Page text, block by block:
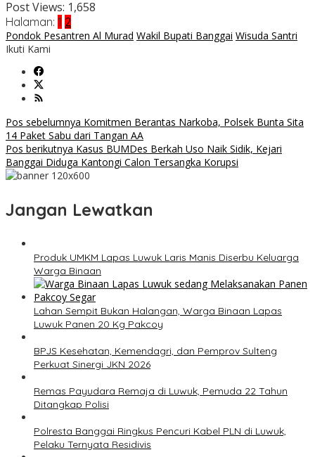
Post Views: 1,658
Halaman: 1 2
Pondok Pesantren Al Murad Wakil Bupati Banggai Wisuda Santri
Ikuti Kami
Navigasi
pos
Pos sebelumnya Komitmen Berantas Narkoba, Polsek Bunta Sita
14 Paket Sabu dari Tangan AA
Pos berikutnya Kasus BUMDes Berkah Uso Naik Sidik, Kejari
Banggai Diduga Kantongi Calon Tersangka Korupsi
Jangan Lewatkan
Produk UMKM Lapas Luwuk Laris Manis Diserbu Keluarga
Warga Binaan
Lahan Sempit Bukan Halangan, Warga Binaan Lapas
Luwuk Panen 20 Kg Pakcoy
BPJS Kesehatan, Kemendagri, dan Pemprov Sulteng
Perkuat Sinergi JKN 2026
Remas Payudara Remaja di Luwuk, Pemuda 22 Tahun
Ditangkap Polisi
Polresta Banggai Ringkus Pencuri Kabel PLN di Luwuk,
Pelaku Ternyata Residivis